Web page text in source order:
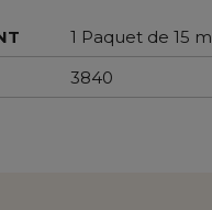
1 Paquet de 15 m
3840